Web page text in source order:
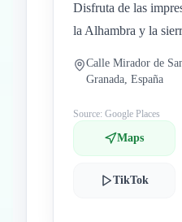
Disfruta de las
la Alhambra y la
Calle Mirador de
Granada, España
Source: Google Places
Maps
TikTok